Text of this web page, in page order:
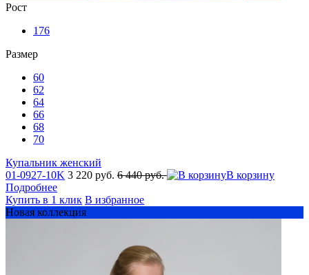
Рост
176
Размер
60
62
64
66
68
70
Купальник женский
01-0927-10K 3 220 руб. 6 440 руб.
В корзину
Подробнее
Купить в 1 клик В избранное
Новая коллекция